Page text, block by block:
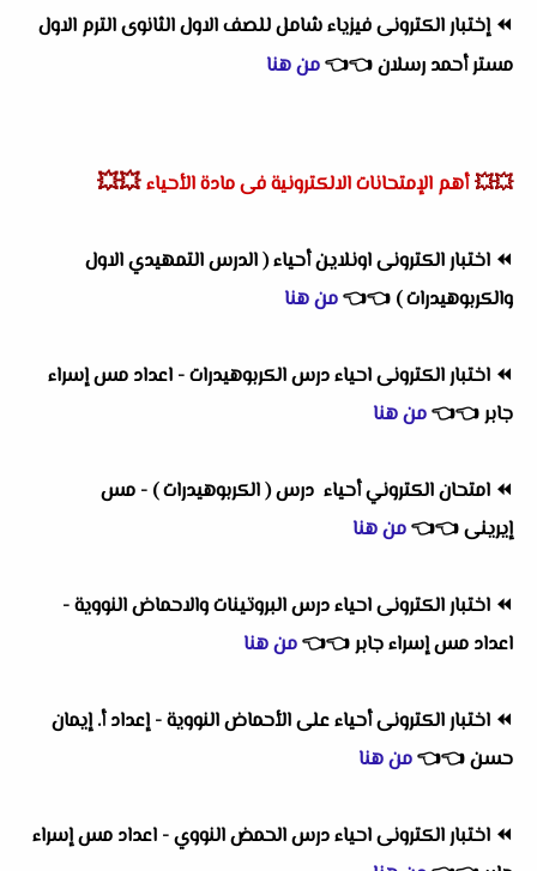
⏪إختبار الكترونى فيزياء شامل للصف الاول الثانوى الترم الاول
مستر أحمد رسلان👈
👈من هنا
💥💥 أهم الإمتحانات الالكترونية فى مادة الأحياء 💥💥
⏪ اختبار الكترونى اونلاين أحياء ( الدرس التمهيدي الاول
والكربوهيدرات ) 👈
👈من هنا
⏪ اختبار الكترونى احياء درس الكربوهيدرات - اعداد مس إسراء
جابر👈
👈من هنا
⏪ امتحان الكتروني أحياء درس ( الكربوهيدرات ) - مس
إيرينى👈
👈من هنا
⏪ اختبار الكترونى احياء درس البروتينات والاحماض النووية -
اعداد مس إسراء جابر👈
👈من هنا
⏪ اختبار الكترونى أحياء على الأحماض النووية - إعداد أ. إيمان
حسن👈
👈من هنا
⏪ اختبار الكترونى احياء درس الحمض النووي - اعداد مس إسراء